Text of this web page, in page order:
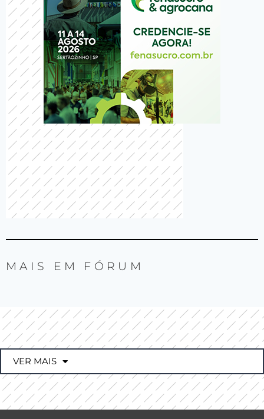
MAIS EM FÓRUM
VER MAIS